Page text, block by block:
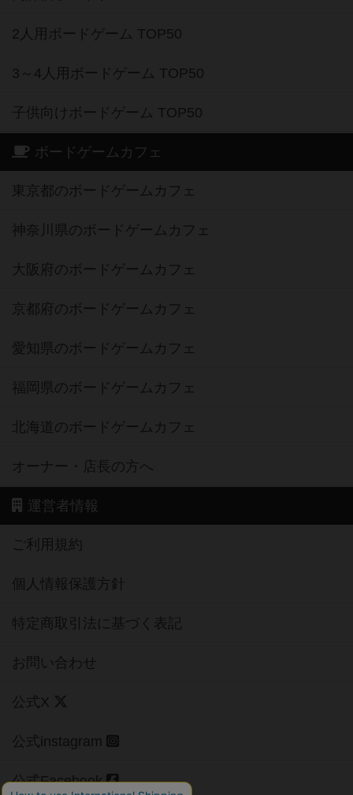
2人用ボードゲーム TOP50
3～4人用ボードゲーム TOP50
子供向けボードゲーム TOP50
ボードゲームカフェ
東京都のボードゲームカフェ
神奈川県のボードゲームカフェ
大阪府のボードゲームカフェ
京都府のボードゲームカフェ
愛知県のボードゲームカフェ
福岡県のボードゲームカフェ
北海道のボードゲームカフェ
オーナー・店長の方へ
運営者情報
ご利用規約
個人情報保護方針
特定商取引法に基づく表記
お問い合わせ
公式X
公式instagram
公式Facebook